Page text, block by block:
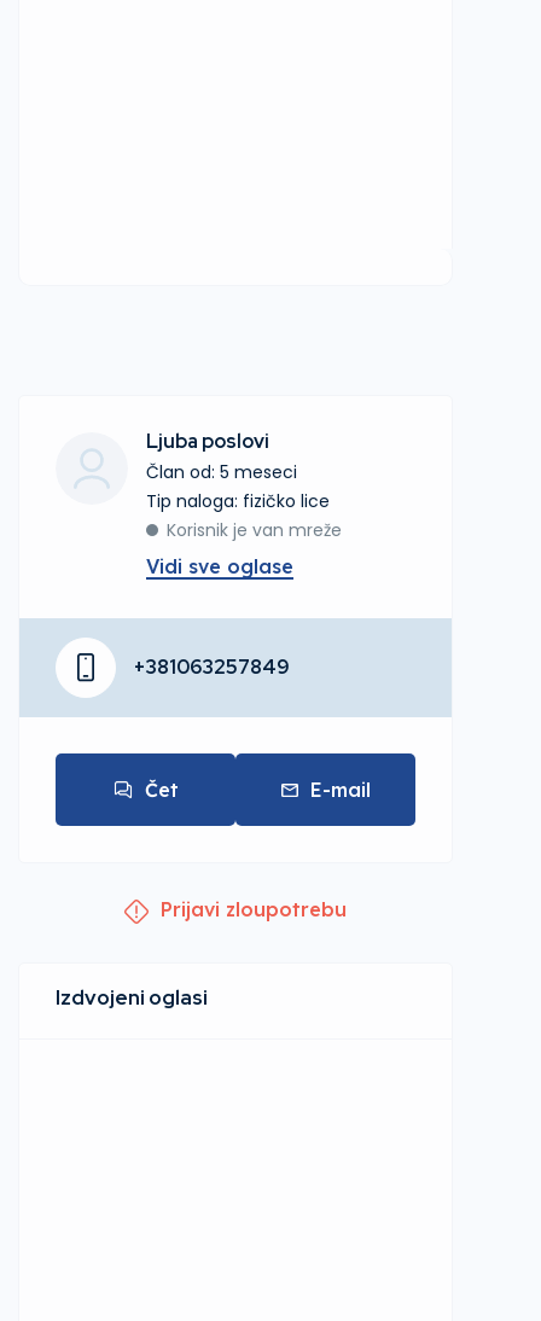
Ljuba poslovi
Član od: 5 meseci
tip naloga: fizičko lice
Korisnik je van mreže
Vidi sve oglase
+381063257849
Čet E-mail
Prijavi zloupotrebu